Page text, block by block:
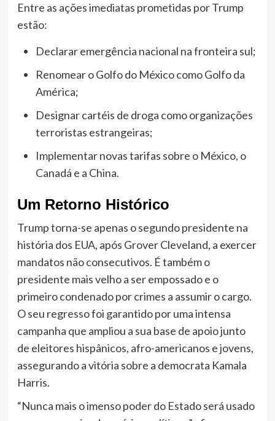
Entre as ações imediatas prometidas por Trump
estão:
Declarar emergência nacional na fronteira sul;
Renomear o Golfo do México como Golfo da
América;
Designar cartéis de droga como organizações
terroristas estrangeiras;
Implementar novas tarifas sobre o México, o
Canadá e a China.
Um Retorno Histórico
Trump torna-se apenas o segundo presidente na
história dos EUA, após Grover Cleveland, a exercer
mandatos não consecutivos. É também o
presidente mais velho a ser empossado e o
primeiro condenado por crimes a assumir o cargo.
O seu regresso foi garantido por uma intensa
campanha que ampliou a sua base de apoio junto
de eleitores hispânicos, afro-americanos e jovens,
assegurando a vitória sobre a democrata Kamala
Harris.
“Nunca mais o imenso poder do Estado será usado